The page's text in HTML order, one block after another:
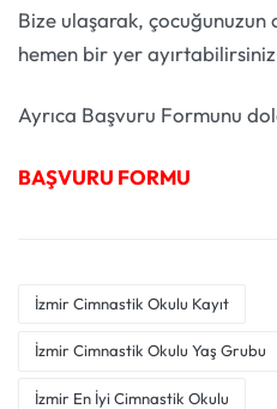
Bize ulaşarak,
hemen bir yer
Ayrıca Başvuru Formunu
BAŞVURU FORMU
İzmir Cimnastik Okulu Kayıt
İzmir Cimnastik Okulu Yaş Grubu
İzmir En İyi Cimnastik Okulu